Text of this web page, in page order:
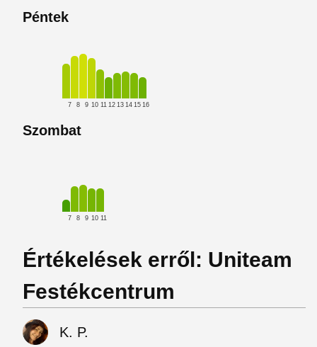
Péntek
7 8 9 10 11 12 13 14 15 16
Szombat
7 8 9 10 11
Értékelések erről: Uniteam
Festékcentrum
K. P.